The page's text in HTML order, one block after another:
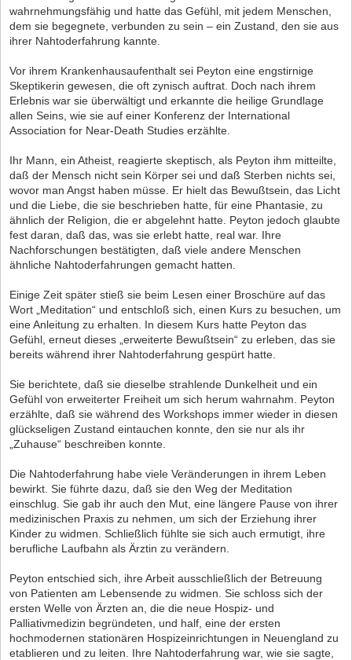
wahrnehmungsfähig und hatte das Gefühl, mit jedem Menschen,
dem sie begegnete, verbunden zu sein – ein Zustand, den sie aus
ihrer Nahtoderfahrung kannte.
Vor ihrem Krankenhausaufenthalt sei Peyton eine engstirnige
Skeptikerin gewesen, die oft zynisch auftrat. Doch nach ihrem
Erlebnis war sie überwältigt und erkannte die heilige Grundlage
allen Seins, wie sie auf einer Konferenz der International
Association for Near-Death Studies erzählte.
Ihr Mann, ein Atheist, reagierte skeptisch, als Peyton ihm mitteilte,
daß der Mensch nicht sein Körper sei und daß Sterben nichts sei,
wovor man Angst haben müsse. Er hielt das Bewußtsein, das Licht
und die Liebe, die sie beschrieben hatte, für eine Phantasie, zu
ähnlich der Religion, die er abgelehnt hatte. Peyton jedoch glaubte
fest daran, daß das, was sie erlebt hatte, real war. Ihre
Nachforschungen bestätigten, daß viele andere Menschen
ähnliche Nahtoderfahrungen gemacht hatten.
Einige Zeit später stieß sie beim Lesen einer Broschüre auf das
Wort „Meditation“ und entschloß sich, einen Kurs zu besuchen, um
eine Anleitung zu erhalten. In diesem Kurs hatte Peyton das
Gefühl, erneut dieses „erweiterte Bewußtsein“ zu erleben, das sie
bereits während ihrer Nahtoderfahrung gespürt hatte.
Sie berichtete, daß sie dieselbe strahlende Dunkelheit und ein
Gefühl von erweiterter Freiheit um sich herum wahrnahm. Peyton
erzählte, daß sie während des Workshops immer wieder in diesen
glückseligen Zustand eintauchen konnte, den sie nur als ihr
„Zuhause“ beschreiben konnte.
Die Nahtoderfahrung habe viele Veränderungen in ihrem Leben
bewirkt. Sie führte dazu, daß sie den Weg der Meditation
einschlug. Sie gab ihr auch den Mut, eine längere Pause von ihrer
medizinischen Praxis zu nehmen, um sich der Erziehung ihrer
Kinder zu widmen. Schließlich fühlte sie sich auch ermutigt, ihre
berufliche Laufbahn als Ärztin zu verändern.
Peyton entschied sich, ihre Arbeit ausschließlich der Betreuung
von Patienten am Lebensende zu widmen. Sie schloss sich der
ersten Welle von Ärzten an, die die neue Hospiz- und
Palliativmedizin begründeten, und half, eine der ersten
hochmodernen stationären Hospizeinrichtungen in Neuengland zu
etablieren und zu leiten. Ihre Nahtoderfahrung war, wie sie sagte,